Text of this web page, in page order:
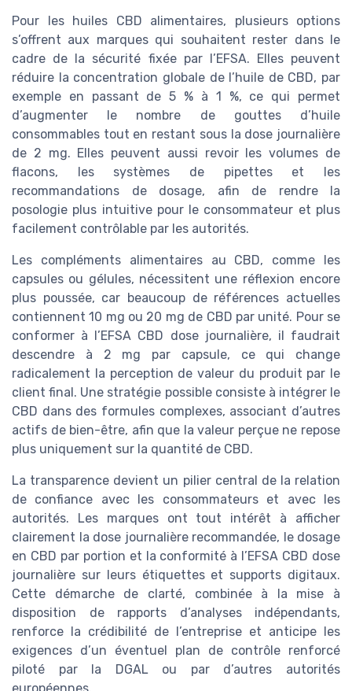
Pour les huiles CBD alimentaires, plusieurs options
s’offrent aux marques qui souhaitent rester dans le
cadre de la sécurité fixée par l’EFSA. Elles peuvent
réduire la concentration globale de l’huile de CBD, par
exemple en passant de 5 % à 1 %, ce qui permet
d’augmenter le nombre de gouttes d’huile
consommables tout en restant sous la dose journalière
de 2 mg. Elles peuvent aussi revoir les volumes de
flacons, les systèmes de pipettes et les
recommandations de dosage, afin de rendre la
posologie plus intuitive pour le consommateur et plus
facilement contrôlable par les autorités.
Les compléments alimentaires au CBD, comme les
capsules ou gélules, nécessitent une réflexion encore
plus poussée, car beaucoup de références actuelles
contiennent 10 mg ou 20 mg de CBD par unité. Pour se
conformer à l’EFSA CBD dose journalière, il faudrait
descendre à 2 mg par capsule, ce qui change
radicalement la perception de valeur du produit par le
client final. Une stratégie possible consiste à intégrer le
CBD dans des formules complexes, associant d’autres
actifs de bien-être, afin que la valeur perçue ne repose
plus uniquement sur la quantité de CBD.
La transparence devient un pilier central de la relation
de confiance avec les consommateurs et avec les
autorités. Les marques ont tout intérêt à afficher
clairement la dose journalière recommandée, le dosage
en CBD par portion et la conformité à l’EFSA CBD dose
journalière sur leurs étiquettes et supports digitaux.
Cette démarche de clarté, combinée à la mise à
disposition de rapports d’analyses indépendants,
renforce la crédibilité de l’entreprise et anticipe les
exigences d’un éventuel plan de contrôle renforcé
piloté par la DGAL ou par d’autres autorités